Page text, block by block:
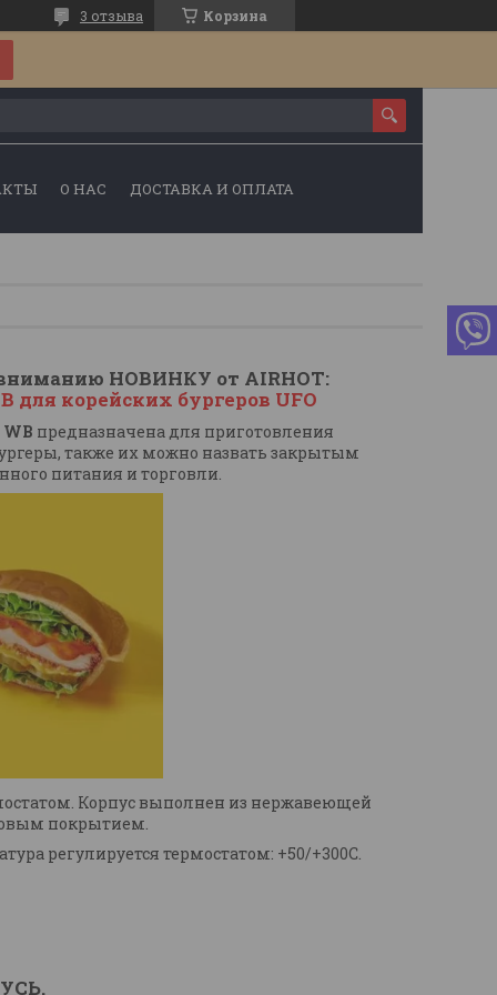
Корзина
3 отзыва
О НАС ДОСТАВКА И ОПЛАТА
НОВИНКУ от AIRHOT:
для корейских бургеров UFO
WB предназначена для приготовления
также их можно назвать закрытым
питания и торговли.
Корпус выполнен из нержавеющей
покрытием.
регулируется термостатом: +50/+300С.